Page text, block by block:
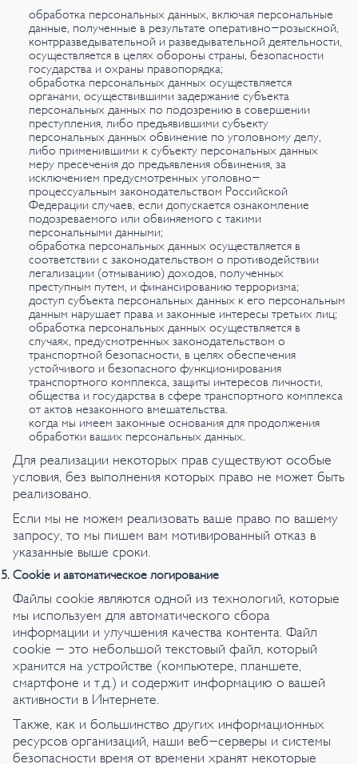
обработка персональных данных, включая персональные
данные, полученные в результате оперативно-розыскной,
контрразведывательной и разведывательной деятельности,
осуществляется в целях обороны страны, безопасности
государства и охраны правопорядка;
обработка персональных данных осуществляется
органами, осуществившими задержание субъекта
персональных данных по подозрению в совершении
преступления, либо предъявившими субъекту
персональных данных обвинение по уголовному делу,
либо применившими к субъекту персональных данных
меру пресечения до предъявления обвинения, за
исключением предусмотренных уголовно-
процессуальным законодательством Российской
Федерации случаев, если допускается ознакомление
подозреваемого или обвиняемого с такими
персональными данными;
обработка персональных данных осуществляется в
соответствии с законодательством о противодействии
легализации (отмыванию) доходов, полученных
преступным путем, и финансированию терроризма;
доступ субъекта персональных данных к его персональным
данным нарушает права и законные интересы третьих лиц;
обработка персональных данных осуществляется в
случаях, предусмотренных законодательством о
транспортной безопасности, в целях обеспечения
устойчивого и безопасного функционирования
транспортного комплекса, защиты интересов личности,
общества и государства в сфере транспортного комплекса
от актов незаконного вмешательства.
когда мы имеем законные основания для продолжения
обработки ваших персональных данных.
Для реализации некоторых прав существуют особые
условия, без выполнения которых право не может быть
реализовано.
Если мы не можем реализовать ваше право по вашему
запросу, то мы пишем вам мотивированный отказ в
указанные выше сроки.
Cookie и автоматическое логирование
Файлы cookie являются одной из технологий, которые
мы используем для автоматического сбора
информации и улучшения качества контента. Файл
cookie - это небольшой текстовый файл, который
хранится на устройстве (компьютере, планшете,
смартфоне и т.д.) и содержит информацию о вашей
активности в Интернете.
Также, как и большинство других информационных
ресурсов организаций, наши веб-серверы и системы
безопасности время от времени хранят некоторые